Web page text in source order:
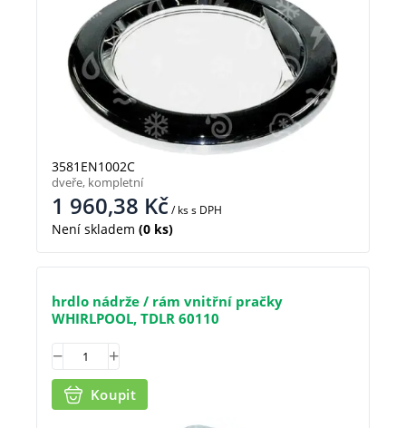
3581EN1002C
1 960,38 Kč/ kss DPH
Není skladem (0 ks)
dveře, kompletní
hrdlo nádrže / rám vnitřní pračky
WHIRLPOOL, TDLR 60110
Koupit